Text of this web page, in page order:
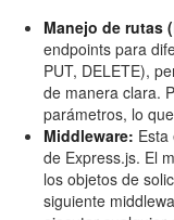
Manejo de rutas
endpoints para
PUT, DELETE),
de manera clara.
parámetros, lo
Middleware:
de Express.js. El
los objetos de
siguiente